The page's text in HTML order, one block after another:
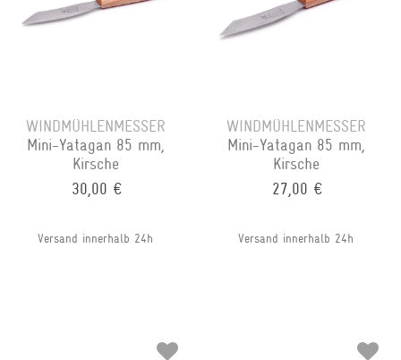
WINDMÜHLENMESSER
Mini-Yatagan 85 mm,
Kirsche
30,00 €
Versand innerhalb 24h
WINDMÜHLENMESSER
Mini-Yatagan 85 mm,
Kirsche
27,00 €
Versand innerhalb 24h